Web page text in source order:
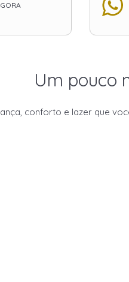
Um pouco
conforto e lazer que